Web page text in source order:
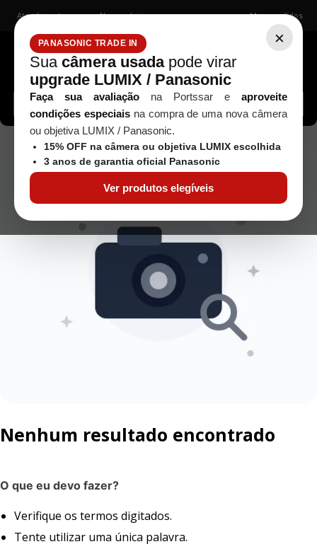
×
PANASONIC TRADE IN
Sua câmera usadapode virar
upgrade LUMIX / Panasonic
Faça sua avaliação na Portssar e aproveite
condições especiaisna compra de uma nova câmera
ou objetiva LUMIX / Panasonic.
15% OFF na câmera ou objetiva LUMIX escolhida
3 anos de garantia oficial Panasonic
Ver produtos elegíveis
Atendimento Nossas lojas Meus pedidos
Buscar câmeras, lentes, acessórios...
apparel---accessories
Nenhum resultado encontrado
O que eu devo fazer?
Verifique os termos digitados.
Tente utilizar uma única palavra.